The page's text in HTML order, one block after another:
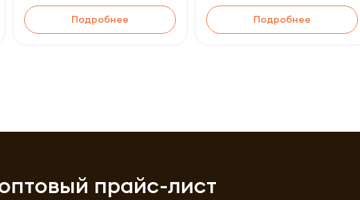
Подробнее Подробнее
прайс-лист